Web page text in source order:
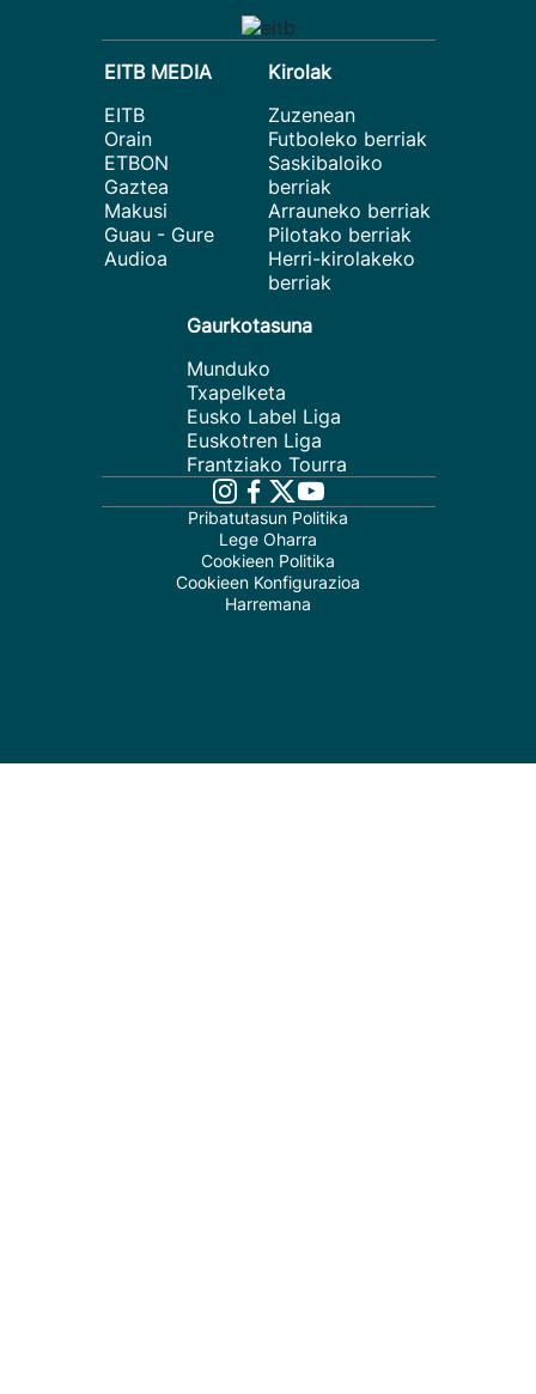
EITB MEDIA
EITB
Orain
ETBON
Gaztea
Makusi
Guau - Gure
Audioa
Kirolak
Zuzenean
Futboleko berriak
Saskibaloiko
berriak
Arrauneko berriak
Pilotako berriak
Herri-kirolakeko
berriak
Gaurkotasuna
Munduko
Txapelketa
Eusko Label Liga
Euskotren Liga
Frantziako Tourra
Pribatutasun Politika
Lege Oharra
Cookieen Politika
Cookieen Konfigurazioa
Harremana